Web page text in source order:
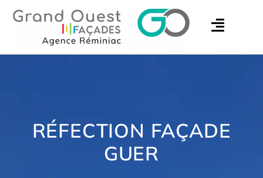
RÉFECTION FAÇADE
GUER